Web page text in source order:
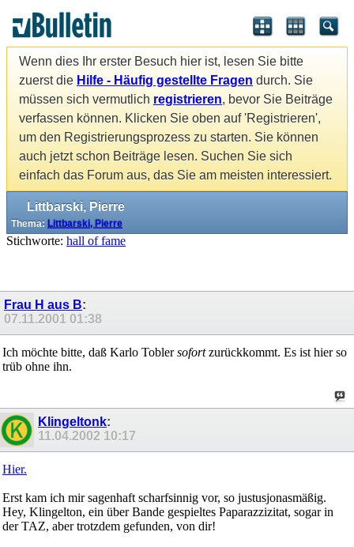
Wenn dies Ihr erster Besuch hier ist, lesen Sie bitte
zuerst die Hilfe - Häufig gestellte Fragen durch. Sie
müssen sich vermutlich registrieren, bevor Sie Beiträge
verfassen können. Klicken Sie oben auf 'Registrieren',
um den Registrierungsprozess zu starten. Sie können
auch jetzt schon Beiträge lesen. Suchen Sie sich
einfach das Forum aus, das Sie am meisten interessiert.
Littbarski, Pierre
Thema: Littbarski, Pierre
Stichworte: hall of fame
Frau H aus B:
07.11.2001 01:38
Ich möchte bitte, daß Karlo Toblersofortzurückkommt. Es ist hier so
trüb ohne ihn.
Klingeltonk:
11.04.2002 10:17
Hier.
Erst kam ich mir sagenhaft scharfsinnig vor, so justusjonasmäßig.
Hey, Klingelton, ein über Bande gespieltes Paparazzizitat, sogar in
der TAZ, aber trotzdem gefunden, von dir!